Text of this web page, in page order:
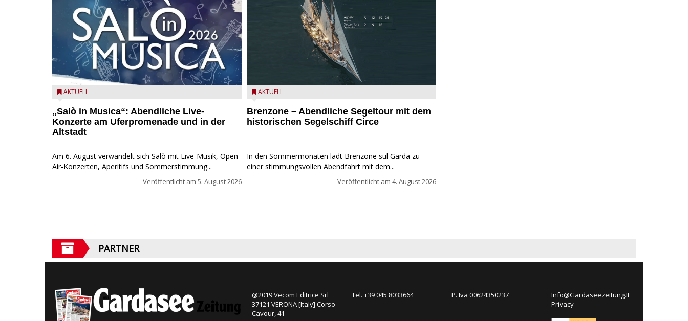
Salò in Musica 2026
AKTUELL
„Salò in Musica“: Abendliche Live-
Konzerte am Uferpromenade und in der
Altstadt
Am 6. August verwandelt sich Salò mit Live-Musik, Open-
Air-Konzerten, Aperitifs und Sommerstimmung...
Veröffentlicht am 5. August 2026
Mit dem historischen Segelschiff Circe auf dem
AKTUELL
Brenzone – Abendliche Segeltour mit dem
historischen Segelschiff Circe
In den Sommermonaten lädt Brenzone sul Garda zu
einer stimmungsvollen Abendfahrt mit dem...
Veröffentlicht am 4. August 2026
PARTNER
@2019 Vecom Editrice Srl
37121 VERONA [Italy] Corso
Cavour, 41
Tel. +39 045 8033664 P. Iva 00624350237
Info@Gardaseezeitung.It
Privacy